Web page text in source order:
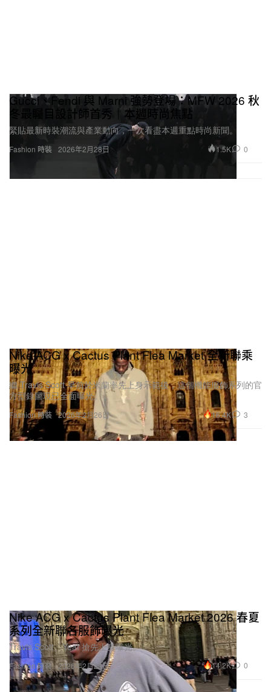
Fashion 時裝
Gucci、Fendi 與 Marni 強勢登場：MFW 2026 秋
冬最矚目設計師首秀｜本週時尚焦點
緊貼最新時裝潮流與產業動向，一次看盡本週重點時尚新聞。
2026年2月28日 1.5K 0
Fashion 時裝
Nike ACG x Cactus Plant Flea Market 全新聯乘
曝光
繼 Travis Scott 早前於米蘭率先上身示範後，這個機能服飾系列的官
方型錄圖現已全面曝光。
2026年2月26日 16.4K 3
Fashion 時裝
Nike ACG x Cactus Plant Flea Market 2026 春夏
系列全新聯名服飾曝光
Travis Scott、Yeat 搶先上身曝光。
2026年2月23日 14.2K 0